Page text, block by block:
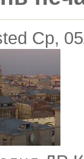
Ср,